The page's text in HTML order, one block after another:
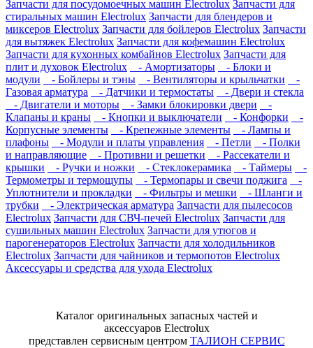
Запчасти для посудомоечных машин Electrolux Запчасти для
стиральных машин Electrolux Запчасти для блендеров и
миксеров Electrolux Запчасти для бойлеров Electrolux Запчасти
для вытяжек Electrolux Запчасти для кофемашин Electrolux
Запчасти для кухонных комбайнов Electrolux Запчасти для
плит и духовок Electrolux
- Амортизаторы
- Блоки и
модули
- Бойлеры и тэны - Вентиляторы и крыльчатки
-
Газовая арматура
- Датчики и термостаты
- Двери и стекла
- Двигатели и моторы
- Замки блокировки двери
-
Клапаны и краны
- Кнопки и выключатели - Конфорки
-
Корпусные элементы
- Крепежные элементы
- Лампы и
плафоны
- Модули и платы управления - Петли
- Полки
и направляющие
- Противни и решетки
- Рассекатели и
крышки
- Ручки и ножки - Стеклокерамика - Таймеры
-
Термометры и термощупы
- Термопары и свечи поджига
-
Уплотнители и прокладки
- Фильтры и мешки
- Шланги и
трубки
- Электрическая арматура Запчасти для пылесосов
Electrolux Запчасти для СВЧ-печей Electrolux Запчасти для
сушильных машин Electrolux Запчасти для утюгов и
парогенераторов Electrolux Запчасти для холодильников
Electrolux Запчасти для чайников и термопотов Electrolux
Аксессуары и средства для ухода Electrolux
Каталог оригинальных запасных частей и
аксессуаров Electrolux
представлен сервисным центром ТАЛИОН СЕРВИС